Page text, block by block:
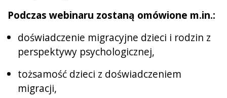
Podczas webinaru zostaną omówione m.in.:
doświadczenie migracyjne dzieci i rodzin z
perspektywy psychologicznej,
tożsamość dzieci z doświadczeniem
migracji,